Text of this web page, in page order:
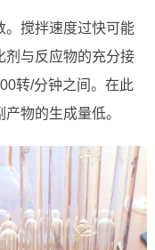
。搅拌速度过快可能
剂与反应物的充分接
转/分钟之间。在此
物的生成量低。